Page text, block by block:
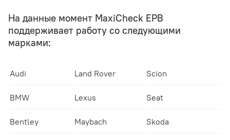
На данные момент MaxiCheck EPB
поддерживает работу со следующими
марками:
Audi Land Rover Scion
BMW Lexus Seat
Bentley Maybach Skoda